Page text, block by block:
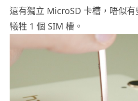
還有獨立 MicroSD 卡槽，唔似
犧牲 1 個 SIM 槽。